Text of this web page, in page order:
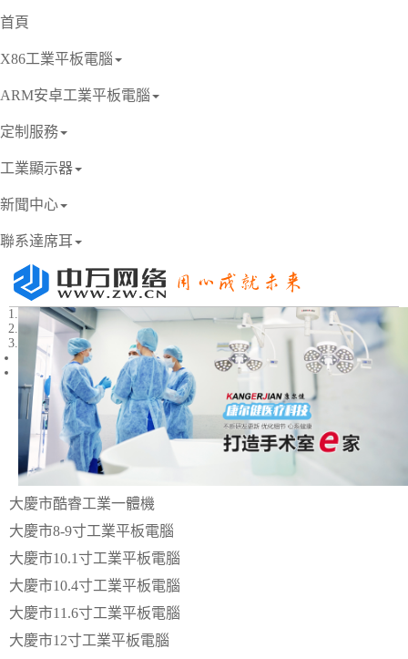
首頁
X86工業平板電腦
ARM安卓工業平板電腦
定制服務
工業顯示器
新聞中心
聯系達席耳
2
Previous
Next
大慶市酷睿工業一體機
大慶市8-9寸工業平板電腦
大慶市10.1寸工業平板電腦
大慶市10.4寸工業平板電腦
大慶市11.6寸工業平板電腦
大慶市12寸工業平板電腦